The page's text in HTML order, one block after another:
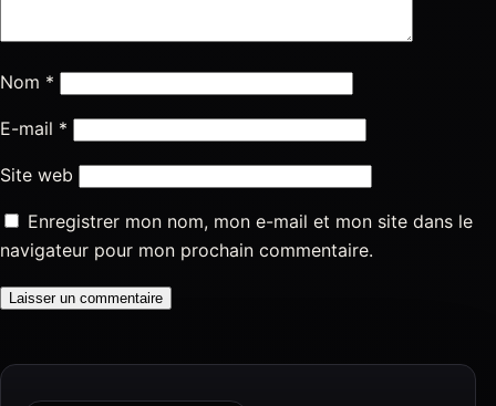
Nom *
E-mail *
Site web
Enregistrer mon nom, mon e-mail et mon site dans le
navigateur pour mon prochain commentaire.